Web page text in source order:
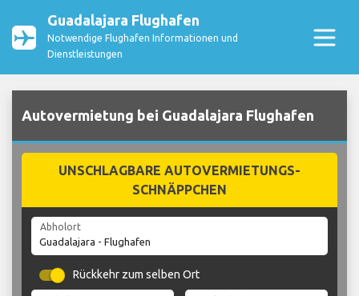
Guadalajara Flughafen
Notwendige Flughafen Informationen und
Dienstleistungen
Autovermietung bei Guadalajara Flughafen
UNSCHLAGBARE AUTOVERMIETUNGS-
SCHNÄPPCHEN
Abholort
Rückkehr zum selben Ort